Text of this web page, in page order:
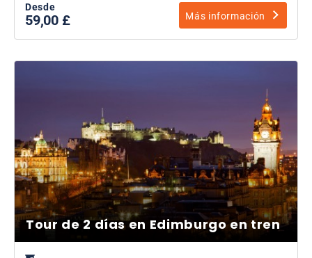
Desde
59,00 £ Más información
Tour de 2 días en Edimburgo en tren